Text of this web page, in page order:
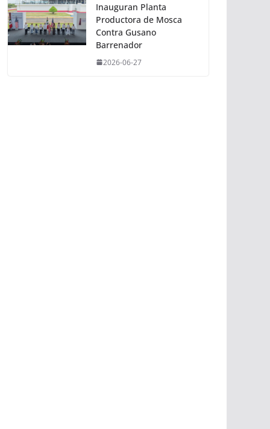
Inauguran Planta
Productora de Mosca
Contra Gusano
Barrenador
2026-06-27